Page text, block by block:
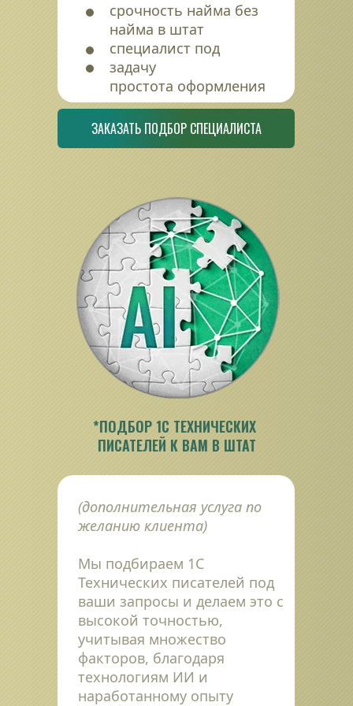
*ПОДБОР 1С ТЕХНИЧЕСКИХ
ПИСАТЕЛЕЙ К ВАМ В ШТАТ
(дополнительная услуга по
желанию клиента)
Мы подбираем 1С
Технических писателей под
ваши запросы и делаем это с
высокой точностью,
учитывая множество
факторов, благодаря
технологиям ИИ и
наработанному опыту
срочность найма без
найма в штат
специалист под
задачу
простота оформления
ЗАКАЗАТЬ ПОДБОР СПЕЦИАЛИСТА